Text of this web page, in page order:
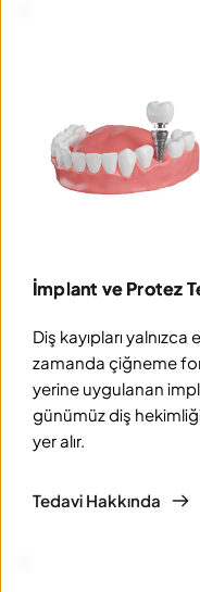
İmplant ve Protez
Diş kayıpları
zamanda çiğneme
yerine uygulanan
günümüz diş
yer alır.
Tedavi Hakkında